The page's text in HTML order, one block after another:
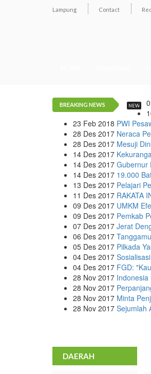
Lampung Contact
BREAKING NEWS NEW
23 Feb 2018 PWI
28 Des 2017 Neraca
28 Des 2017 Mesuji
14 Des 2017
14 Des 2017 Gubernur
14 Des 2017 19.000
13 Des 2017 Pelajari
11 Des 2017 RAKATA
09 Des 2017 UMKM
09 Des 2017 Pemkab
07 Des 2017 Jerat
06 Des 2017
05 Des 2017 Pilkada
04 Des 2017
04 Des 2017 FGD:
28 Nov 2017
28 Nov 2017
28 Nov 2017 Minta
28 Nov 2017 Sejumlah
DAERAH